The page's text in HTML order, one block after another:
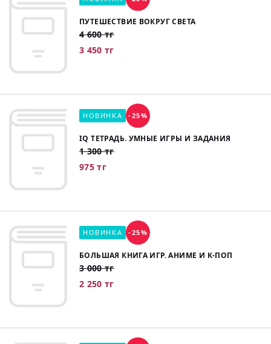
ПУТЕШЕСТВИЕ ВОКРУГ СВЕТА
4 600 тг
3 450 тг
НОВИНКА -25%
IQ ТЕТРАДЬ. УМНЫЕ ИГРЫ И ЗАДАНИЯ
1 300 тг
975 тг
НОВИНКА -25%
БОЛЬШАЯ КНИГА ИГР. АНИМЕ И К-ПОП
3 000 тг
2 250 тг